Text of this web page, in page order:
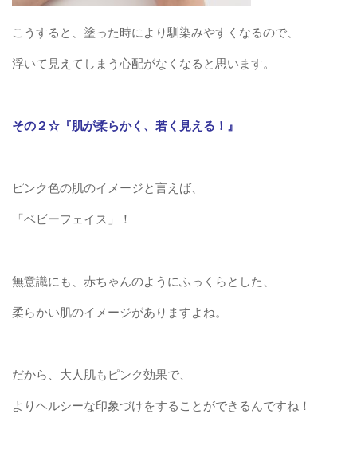
こうすると、塗った時により馴染みやすくなるので、
浮いて見えてしまう心配がなくなると思います。
その２☆『肌が柔らかく、若く見える！』
ピンク色の肌のイメージと言えば、
「ベビーフェイス」！
無意識にも、赤ちゃんのようにふっくらとした、
柔らかい肌のイメージがありますよね。
だから、大人肌もピンク効果で、
よりヘルシーな印象づけをすることができるんですね！